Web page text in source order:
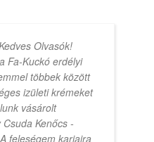
Olvasók!
Fa-Kuckó erdélyi
többek között
izületi krémeket
vásárolt
Kenőcs -
feleségem karjaira